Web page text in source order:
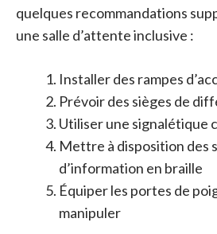
quelques recommandations
une salle d’attente inclusive :
Installer des rampes
Prévoir des sièges de
Utiliser une signalétique
Mettre à disposition des
d’information en braille
Équiper les portes de
manipuler